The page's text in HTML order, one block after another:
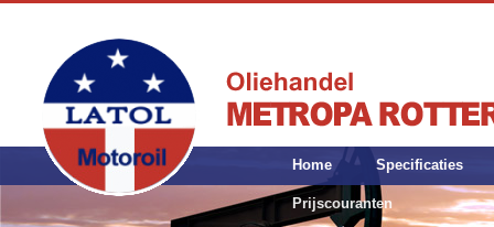
Home Specificaties
Prijscouranten